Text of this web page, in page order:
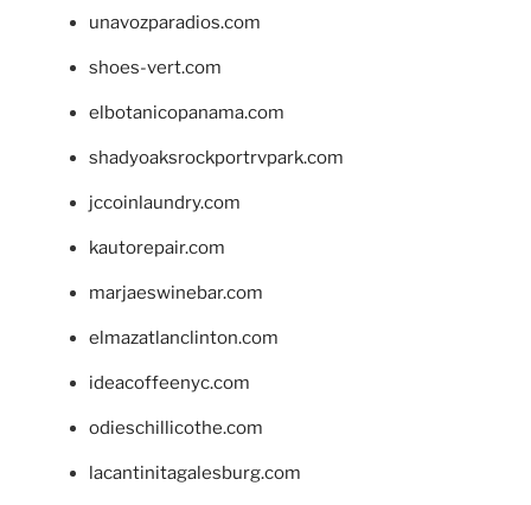
unavozparadios.com
shoes-vert.com
elbotanicopanama.com
shadyoaksrockportrvpark.com
jccoinlaundry.com
kautorepair.com
marjaeswinebar.com
elmazatlanclinton.com
ideacoffeenyc.com
odieschillicothe.com
lacantinitagalesburg.com